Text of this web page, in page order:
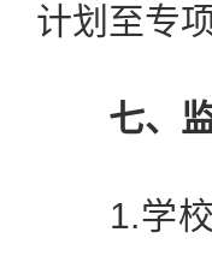
计划至专
七、
1.学校